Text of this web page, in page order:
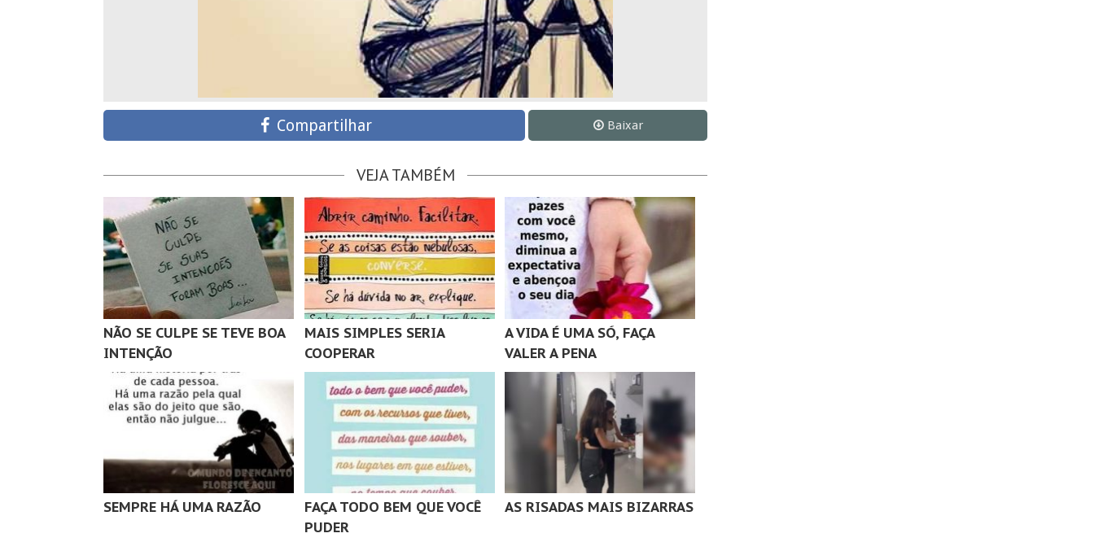
Compartilhar Baixar
VEJA TAMBÉM
NÃO SE CULPE SE TEVE BOA
INTENÇÃO
MAIS SIMPLES SERIA
COOPERAR
A VIDA É UMA SÓ, FAÇA
VALER A PENA
SEMPRE HÁ UMA RAZÃO
FAÇA TODO BEM QUE VOCÊ
PUDER
AS RISADAS MAIS BIZARRAS